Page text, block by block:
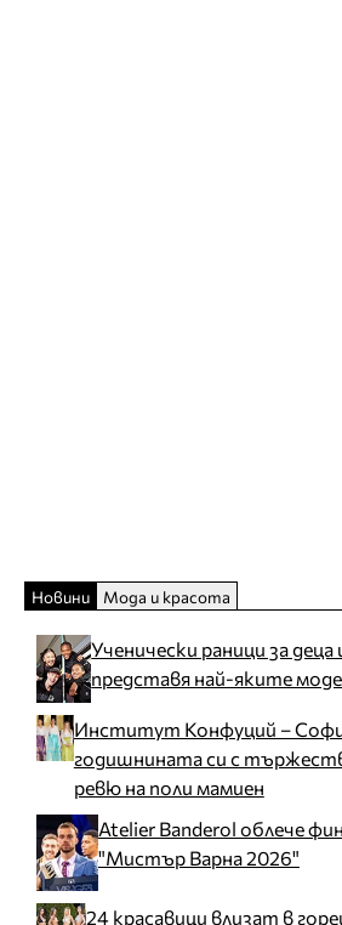
Новини Мода и красота
Ученически раници за деца
представя най-яките
Институт Конфуций –
годишнината си с
ревю на поли мамиен
Atelier Banderol облече
"Мистър Варна 2026"
24 красавици влизат в